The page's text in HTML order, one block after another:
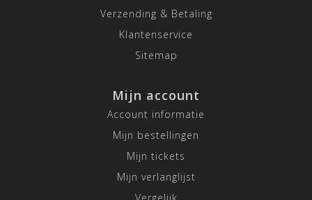
Verzending & Betaling
Klantenservice
Sitemap
Mijn account
Account informatie
Mijn bestellingen
Mijn tickets
Mijn verlanglijst
Vergelijk